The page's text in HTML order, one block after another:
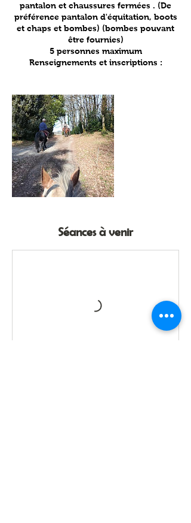
pantalon et chaussures fermées . (De
préférence pantalon d'équitation, boots
et chaps et bombes) (bombes pouvant
être fournies)
5 personnes maximum
Renseignements et inscriptions :
Séances à venir